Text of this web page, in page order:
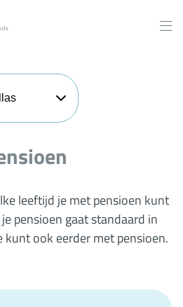
leeftijd je met pensioen kunt
pensioen gaat standaard in
ook eerder met pensioen.